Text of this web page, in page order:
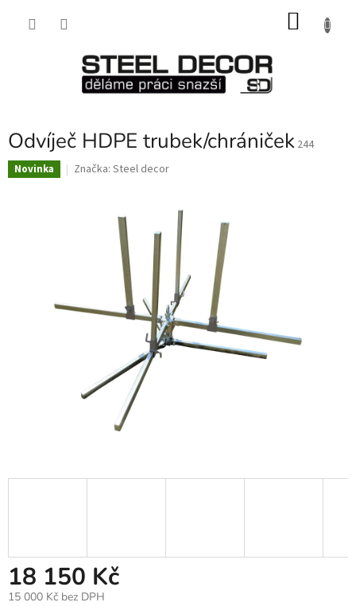
Odvíječ HDPE trubek/chrániček 244
Novinka Značka: Steel decor
18 150 Kč
15 000 Kč bez DPH